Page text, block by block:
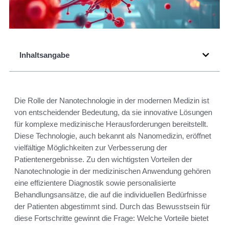
Inhaltsangabe
Die Rolle der Nanotechnologie in der modernen Medizin ist
von entscheidender Bedeutung, da sie innovative Lösungen
für komplexe medizinische Herausforderungen bereitstellt.
Diese Technologie, auch bekannt als Nanomedizin, eröffnet
vielfältige Möglichkeiten zur Verbesserung der
Patientenergebnisse. Zu den wichtigsten Vorteilen der
Nanotechnologie in der medizinischen Anwendung gehören
eine effizientere Diagnostik sowie personalisierte
Behandlungsansätze, die auf die individuellen Bedürfnisse
der Patienten abgestimmt sind. Durch das Bewusstsein für
diese Fortschritte gewinnt die Frage: Welche Vorteile bietet